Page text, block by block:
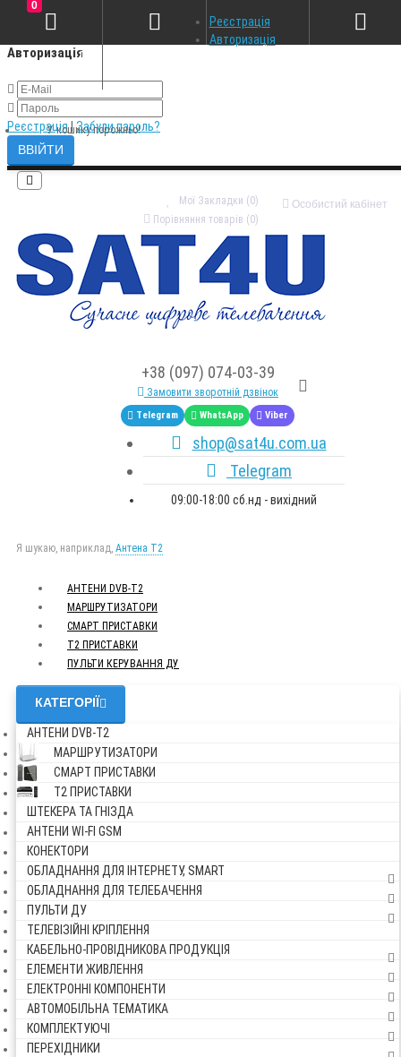
Авторизація
Реєстрація|Забули пароль?
Особистий кабінет
Мої Закладки (0)
Порівняння товарів (0)
+38 (097) 074-03-39
Замовити зворотній дзвінок
Telegram WhatsApp Viber
shop@sat4u.com.ua
Telegram
09:00-18:00 сб.нд - вихідний
Я шукаю, наприклад, Антена Т2
Реєстрація
Авторизація
0
У кошику порожньо!
АНТЕНИ DVB-Т2
МАРШРУТИЗАТОРИ
СМАРТ ПРИСТАВКИ
Т2 ПРИСТАВКИ
ПУЛЬТИ КЕРУВАННЯ ДУ
КАТЕГОРІЇ
АНТЕНИ DVB-Т2
МАРШРУТИЗАТОРИ
СМАРТ ПРИСТАВКИ
Т2 ПРИСТАВКИ
ШТЕКЕРА ТА ГНІЗДА
АНТЕНИ WI-FI GSM
КОНЕКТОРИ
ОБЛАДНАННЯ ДЛЯ ІНТЕРНЕТУ, SMART
ОБЛАДНАННЯ ДЛЯ ТЕЛЕБАЧЕННЯ
ПУЛЬТИ ДУ
ТЕЛЕВІЗІЙНІ КРІПЛЕННЯ
КАБЕЛЬНО-ПРОВІДНИКОВА ПРОДУКЦІЯ
ЕЛЕМЕНТИ ЖИВЛЕННЯ
ЕЛЕКТРОННІ КОМПОНЕНТИ
АВТОМОБІЛЬНА ТЕМАТИКА
КОМПЛЕКТУЮЧІ
ПЕРЕХІДНИКИ